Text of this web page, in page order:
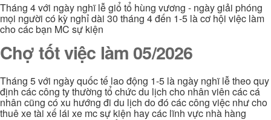
Tháng 4 với ngày nghĩ lễ giổ tổ hùng vương - ngày giải phóng
mọi người có kỳ nghỉ dài 30 tháng 4 đến 1-5 là cơ hội việc làm
cho các bạn MC sự kiện
Chợ tốt việc làm 05/2026
Tháng 5 với ngày quốc tế lao động 1-5 là ngày nghĩ lễ theo quy
định các công ty thường tổ chức du lịch cho nhân viên các cá
nhân cũng có xu hướng đi du lịch do đó các công việc như cho
thuê xe tài xế lái xe mc sự kiện hay các lĩnh vực nhà hàng